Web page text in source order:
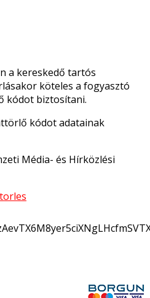
a kereskedő tartós
köteles a fogyasztó
kódot biztosítani.
kódot adatainak
Média- és Hírközlési